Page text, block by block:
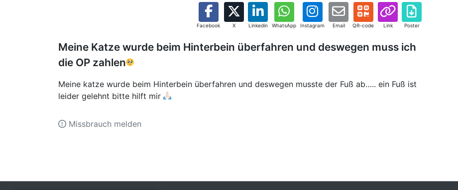
Facebook X Linkedin WhatsApp Instagram Email QR-code Link Poster
Meine Katze wurde beim Hinterbein überfahren und deswegen muss ich
die OP zahlen
Meine katze wurde beim Hinterbein überfahren und deswegen musste der Fuß ab….. ein Fuß ist
leider gelehnt bitte hilft mir
Missbrauch melden